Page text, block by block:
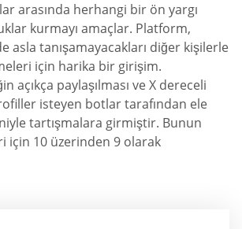
arasında herhangi bir ön yargı
kurmayı amaçlar. Platform,
asla tanışamayacakları diğer kişilerle
için harika bir girişim.
açıkça paylaşılması ve X dereceli
isteyen botlar tarafından ele
tartışmalara girmiştir. Bunun
için 10 üzerinden 9 olarak